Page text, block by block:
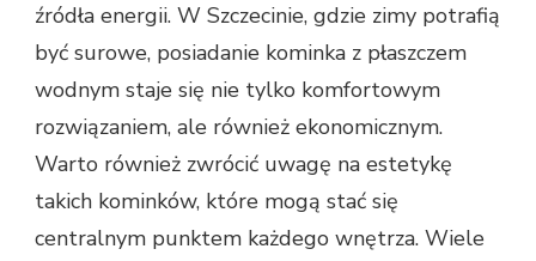
źródła energii. W Szczecinie, gdzie zimy potrafią
być surowe, posiadanie kominka z płaszczem
wodnym staje się nie tylko komfortowym
rozwiązaniem, ale również ekonomicznym.
Warto również zwrócić uwagę na estetykę
takich kominków, które mogą stać się
centralnym punktem każdego wnętrza. Wiele